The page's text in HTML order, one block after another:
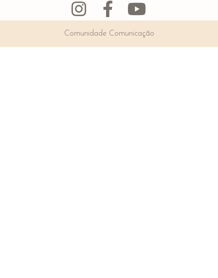
Comunidade Comunicação